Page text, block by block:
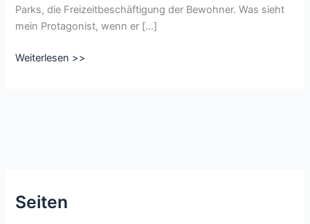
Parks, die Freizeitbeschäftigung der Bewohner. Was sieht
mein Protagonist, wenn er […]
Weltenbau
Weiterlesen >>
Seiten